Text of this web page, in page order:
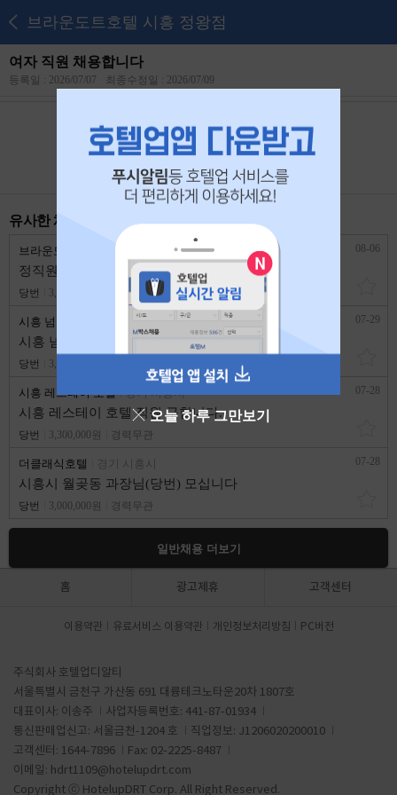
브라운도트호텔 시흥 정왕점
여자 직원 채용합니다
등록일 : 2026/07/07 최종수정일 : 2026/07/09
본 공고는2026년 07월 26일 에 마감되었습니다.
유사한 채용 리스트
브라운도트호텔 시흥 정왕점 경기 시흥시
정직원 모집 (격일 1인 근무)
당번 3,200,000원 경력무관
08-06
시흥 넘버25호텔 거북섬점 경기 시흥시
시흥 넘버25호텔에서 성실한 직원 구합니다.
당번 3,200,000원
07-29
시흥 레스테이 호텔 경기 시흥시
시흥 레스테이 호텔 직원 구합니다.
당번 3,300,000원 경력무관
07-28
더클래식호텔
시흥시 월곶동 과장님(당번) 모십니다
당번 3,000,000원 경력무관
07-28
일반채용 더보기
오늘 하루 그만보기
홈 광고제휴 고객센터
이용약관 유료서비스 이용약관 개인정보처리방침 PC버전
주식회사 호텔업디알티
서울특별시 금천구 가산동 691 대륭테크노타운20차 1807호
대표이사: 이송주
사업자등록번호: 441-87-01934
통신판매업신고: 서울금천-1204 호
직업정보: J1206020200010
고객센터: 1644-7896
Fax: 02-2225-8487
이메일: hdrt1109@hotelupdrt.com
Copyright ⓒ HotelupDRT Corp. All Right Reserved.